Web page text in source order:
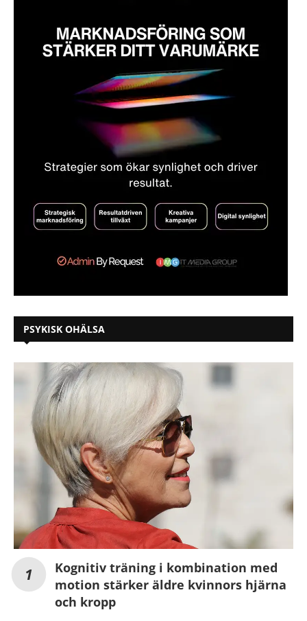
PSYKISK OHÄLSA
Kognitiv träning i kombination med
motion stärker äldre kvinnors hjärna
och kropp